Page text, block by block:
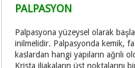
PALPASYON
Palpasyona yüzeysel olarak
inilmelidir. Palpasyonda kemik,
kaslardan hangi yapıların ağrılı
Krista iliakaların üst noktalarını